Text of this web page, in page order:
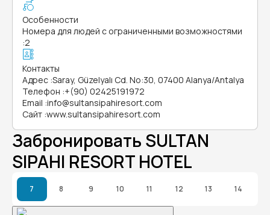
Особенности
Номера для людей с ограниченными возможностями
:2
Контакты
Адрес :Saray, Güzelyalı Cd. No:30, 07400 Alanya/Antalya
Телефон :+(90) 02425191972
Email :info@sultansipahiresort.com
Сайт :www.sultansipahiresort.com
Забронировать SULTAN
SIPAHI RESORT HOTEL
7 8 9 10 11 12 13 14